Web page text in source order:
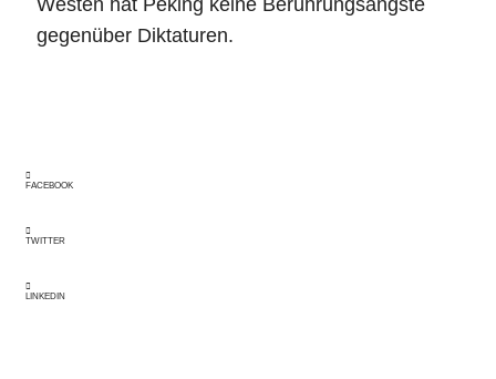
gegenüber Diktaturen.
FACEBOOK
TWITTER
LINKEDIN